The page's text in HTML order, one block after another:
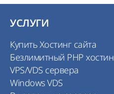
УСЛУГИ
Купить Хостинг сайта
Безлимитный PHP
VPS/VDS сервера
Windows VDS